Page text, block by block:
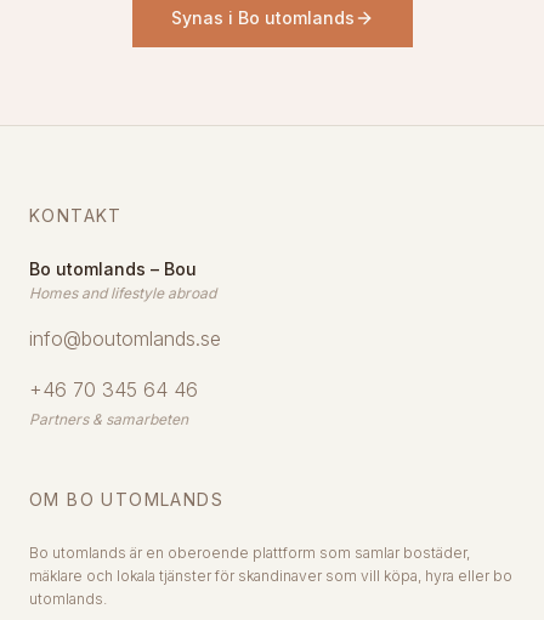
Synas i Bo utomlands
KONTAKT
Bo utomlands – Bou
Homes and lifestyle abroad
info@boutomlands.se
+46 70 345 64 46
Partners & samarbeten
OM BO UTOMLANDS
Bo utomlands är en oberoende plattform som samlar bostäder,
mäklare och lokala tjänster för skandinaver som vill köpa, hyra eller bo
utomlands.